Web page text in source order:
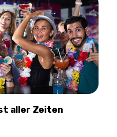
aller Zeiten